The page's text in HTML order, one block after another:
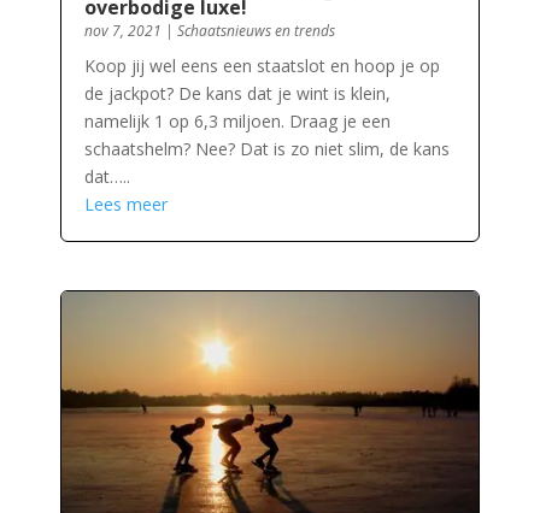
overbodige luxe!
nov 7, 2021 | Schaatsnieuws en trends
Koop jij wel eens een staatslot en hoop je op
de jackpot? De kans dat je wint is klein,
namelijk 1 op 6,3 miljoen. Draag je een
schaatshelm? Nee? Dat is zo niet slim, de kans
dat…..
Lees meer